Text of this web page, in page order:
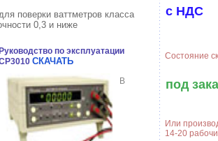
поверки ваттметров класса
0,3 и ниже
Руководство по эксплуатации
СКАЧАТЬ
В
с НДС
Состояние
под
Или
14-20